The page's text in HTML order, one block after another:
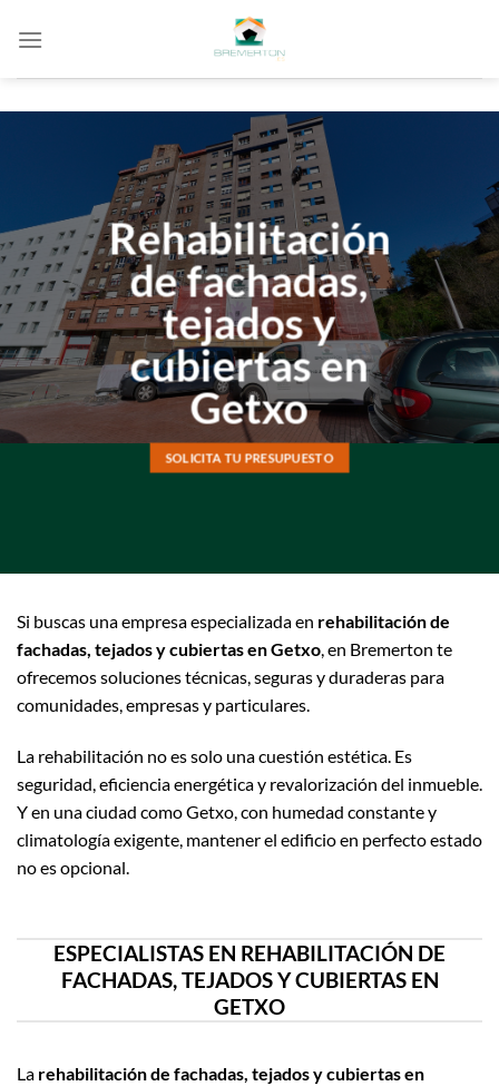
Rehabilitación
de fachadas,
tejados y
cubiertas en
Getxo
SOLICITA TU PRESUPUESTO
Si buscas una empresa especializada en rehabilitación de
fachadas, tejados y cubiertas en Getxo, en Bremerton te
ofrecemos soluciones técnicas, seguras y duraderas para
comunidades, empresas y particulares.
La rehabilitación no es solo una cuestión estética. Es
seguridad, eficiencia energética y revalorización del inmueble.
Y en una ciudad como Getxo, con humedad constante y
climatología exigente, mantener el edificio en perfecto estado
no es opcional.
ESPECIALISTAS EN REHABILITACIÓN DE
FACHADAS, TEJADOS Y CUBIERTAS EN
GETXO
La rehabilitación de fachadas, tejados y cubiertas en